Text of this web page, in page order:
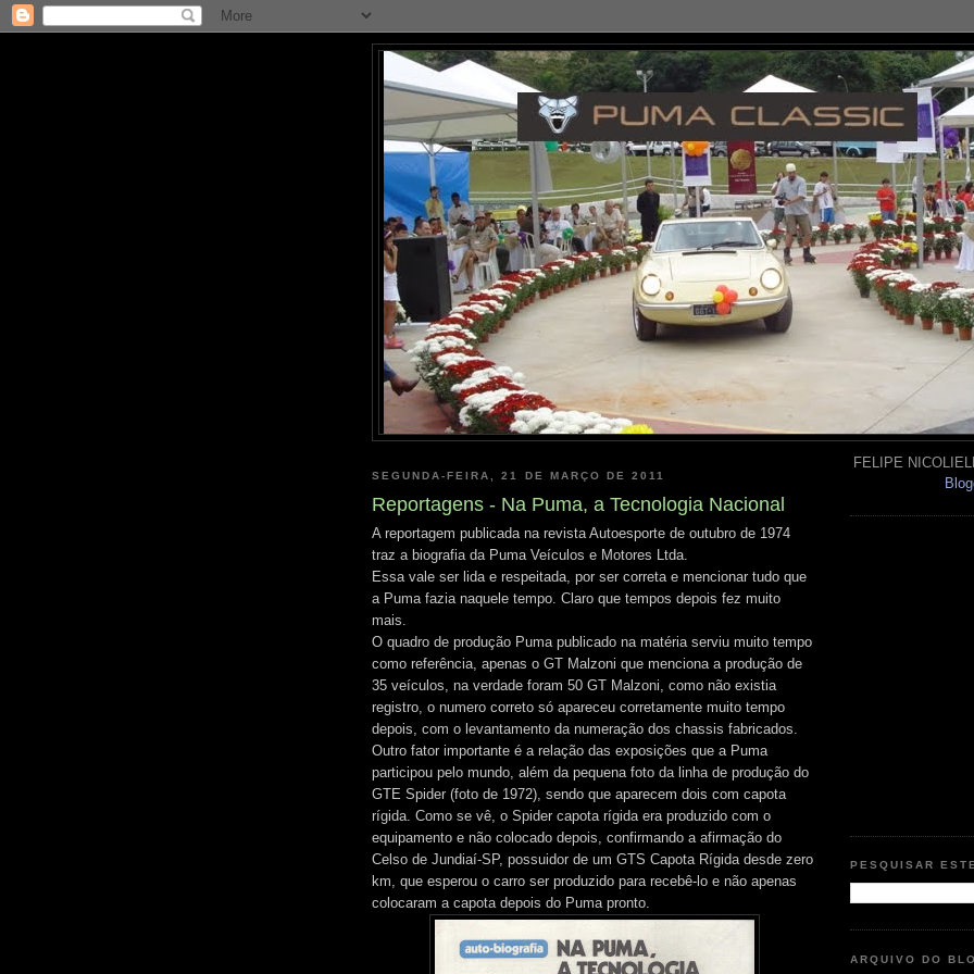
SEGUNDA-FEIRA, 21 DE MARÇO DE 2011
Reportagens - Na Puma, a Tecnologia Nacional
A reportagem publicada na revista Autoesporte de outubro de 1974
traz a biografia da Puma Veículos e Motores Ltda.
Essa vale ser lida e respeitada, por ser correta e mencionar tudo que
a Puma fazia naquele tempo. Claro que tempos depois fez muito
mais.
O quadro de produção Puma publicado na matéria serviu muito tempo
como referência, apenas o GT Malzoni que menciona a produção de
35 veículos, na verdade foram 50 GT Malzoni, como não existia
registro, o numero correto só apareceu corretamente muito tempo
depois, com o levantamento da numeração dos chassis fabricados.
Outro fator importante é a relação das exposições que a Puma
participou pelo mundo, além da pequena foto da linha de produção do
GTE Spider (foto de 1972), sendo que aparecem dois com capota
rígida. Como se vê, o Spider capota rígida era produzido com o
equipamento e não colocado depois, confirmando a afirmação do
Celso de Jundiaí-SP, possuidor de um GTS Capota Rígida desde zero
km, que esperou o carro ser produzido para recebê-lo e não apenas
colocaram a capota depois do Puma pronto.
FELIPE
PESQUISAR
ARQUIVO DO